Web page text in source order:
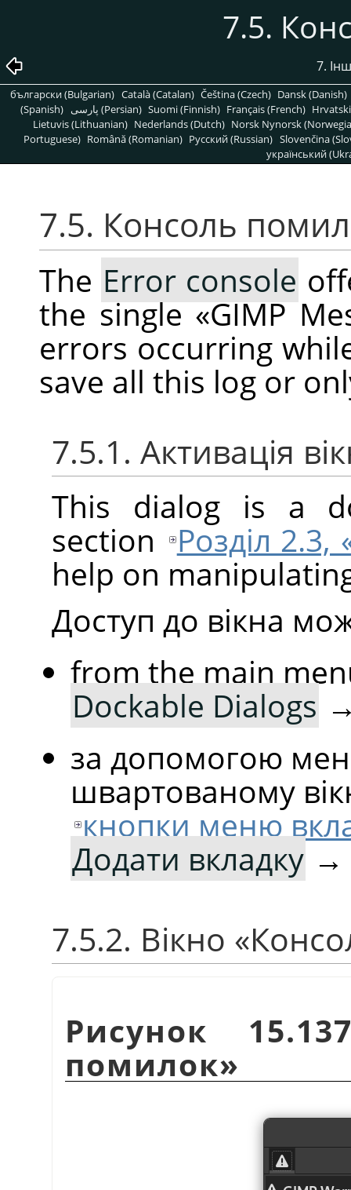
7.5.
7.
български (Bulgarian) Català (Catalan) Čeština (Czech) Dansk (Danish)
(Spanish)
پارسی (Persian) Suomi (Finnish) Français (French)
Lietuvis (Lithuanian) Nederlands (Dutch) Norsk Nynorsk
Portuguese) Română (Romanian) Pусский (Russian) Slovenčina
український
7.5. Консоль
The Error console
the single«GIMP
errors occurring
save all this log or
7.5.1. Активація
This dialog is a
section
Розділ
help on
Доступ до вікна
from the main
Dockable Dialogs
за допомогою
швартованому
кнопки меню
Додати вкладку →
7.5.2. Вікно «
Рисунок
помилок»